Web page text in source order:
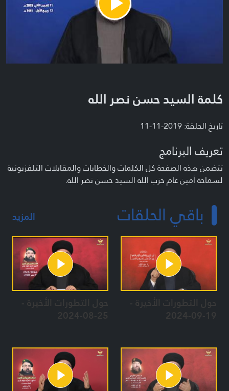
Play
Video
كلمة السيد حسن نصر الله
تاريخ الحلقة: 2019-11-11
تعريف البرنامج
تتضمن هذه الصفحة كل الكلمات والخطابات والمقابلات التلفزيونية
لسماحة أمين عام حزب الله السيد حسن نصر الله.
باقي الحلقات المزيد
حول التطورات الأخيرة -
19-09-2024
حول التطورات الأخيرة -
25-08-2024